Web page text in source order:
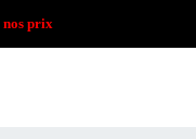
nos prix